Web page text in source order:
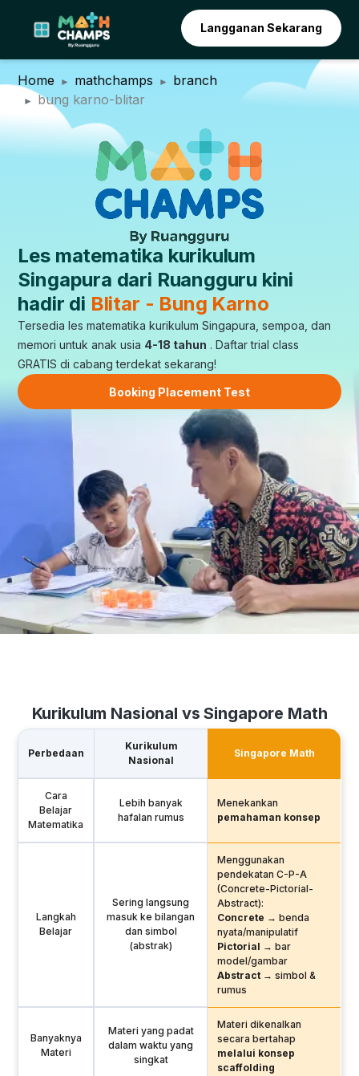
Langganan Sekarang
Home mathchamps
branch
bung karno-blitar
Les matematika kurikulum
Singapura dari Ruangguru kini
hadir di Blitar - Bung Karno
Tersedia les matematika kurikulum Singapura, sempoa, dan
memori untuk anak usia 4-18 tahun . Daftar trial class
GRATIS di cabang terdekat sekarang!
Booking Placement Test
Kurikulum Nasional vs Singapore Math
Perbedaan
Kurikulum
Nasional
Singapore Math
Cara
Belajar
Matematika
Lebih banyak
hafalan rumus
Menekankan
pemahaman konsep
Langkah
Belajar
Sering langsung
masuk ke bilangan
dan simbol
(abstrak)
Menggunakan
pendekatan C-P-A
(Concrete-Pictorial-
Abstract):
Concrete → benda
nyata/manipulatif
Pictorial → bar
model/gambar
Abstract → simbol &
rumus
Banyaknya
Materi
Materi yang padat
dalam waktu yang
singkat
Materi dikenalkan
secara bertahap
melalui konsep
scaffolding